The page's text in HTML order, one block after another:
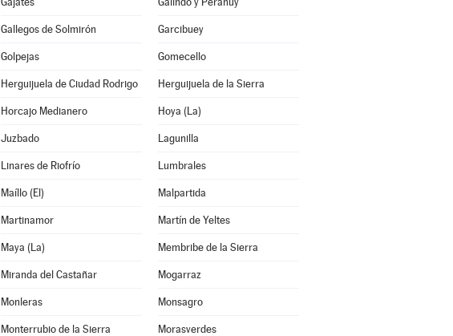
Gallegos de Solmirón Garcibuey
Golpejas Gomecello
Herguijuela de Ciudad Rodrigo Herguijuela de la Sierra
Horcajo Medianero Hoya (La)
Juzbado Lagunilla
Linares de Riofrío Lumbrales
Maíllo (El) Malpartida
Martinamor Martín de Yeltes
Maya (La) Membribe de la Sierra
Miranda del Castañar Mogarraz
Monleras Monsagro
Monterrubio de la Sierra Morasverdes